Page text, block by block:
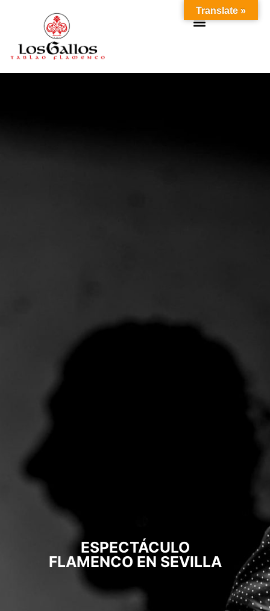
ESPECTÁCULO
FLAMENCO EN SEVILLA
Translate »